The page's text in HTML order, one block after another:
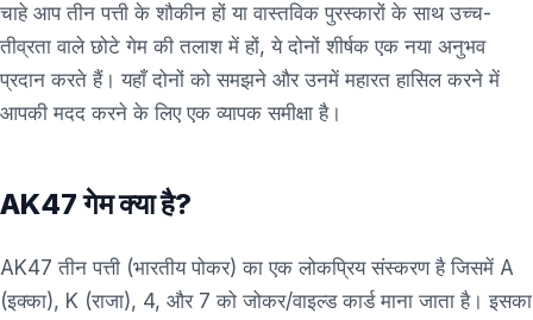
चाहे आप तीन पत्ती के शौकीन हों या वास्तविक पुरस्कारों के साथ उच्च-
तीव्रता वाले छोटे गेम की तलाश में हों, ये दोनों शीर्षक एक नया अनुभव
प्रदान करते हैं। यहाँ दोनों को समझने और उनमें महारत हासिल करने में
आपकी मदद करने के लिए एक व्यापक समीक्षा है।
AK47 गेम क्या है?
AK47 तीन पत्ती (भारतीय पोकर) का एक लोकप्रिय संस्करण है जिसमें A
(इक्का), K (राजा), 4, और 7 को जोकर/वाइल्ड कार्ड माना जाता है। इसका